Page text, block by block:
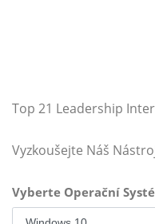
Top 21 Leadership
Vyzkoušejte Náš
Vyberte Operační